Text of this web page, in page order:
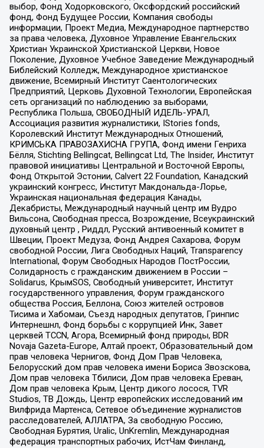
выбор, Фонд Ходорковского, Оксфордский российский
фонд, Фонд Будущее России, Компания свободы
информации, Проект Медиа, Международное партнерство
за права человека, Духовное Управление Евангельских
Христиан Украинской Христианской Церкви, Новое
Поколение, Духовное Учебное Заведение Международный
Библейский Колледж, Международное христианское
движение, Всемирный Институт Саентологических
Предприятий, Церковь Духовной Технологии, Европейская
сеть организаций по наблюдению за выборами,
Республика Польша, СВОБОДНЫЙ ИДЕЛЬ-УРАЛ,
Ассоциация развития журналистики, IStories fonds,
Королевский Институт Международных Отношений,
КРИМСЬКА ПРАВОЗАХИСНА ГРУПА, Фонд имени Генриха
Бёлля, Stichting Bellingcat, Bellingcat Ltd, The Insider, Институт
правовой инициативы Центральной и Восточной Европы,
Фонд Открытой Эстонии, Calvert 22 Foundation, Канадский
украинский конгресс, Институт Макдональда-Лорье,
Украинская национальная федерация Канады,
Декабристы, Международный научный центр им Вудро
Вильсона, Свободная пресса, Возрождение, Всеукраинский
духовный центр , Риддл, Русский антивоенный комитет в
Швеции, Проект Медуза, Фонд Андрея Сахарова, Форум
свободной России, Лига Свободных Наций, Transparеncy
International, Форум Свободных Народов ПостРоссии,
Солидарность с гражданским движением в России –
Solidarus, КрымSOS, Свободный университет, Институт
государственного управления, Форум гражданского
общества Россия, Беллона, Союз жителей островов
Тисима и Хабомаи, Съезд народных депутатов, Гринпис
Интернешнл, Фонд борьбы с коррупцией Инк, Завет
церквей TCCN, Агора, Всемирный фонд природы, BDR
Novaja Gazeta-Europe, Алтай проект, Образовательный дом
прав человека Чернигов, Фонд Дом Прав Человека,
Белорусский дом прав человека имени Бориса Звозскова,
Дом прав человека Тбилиси, Дом прав человека Ереван,
Дом прав человека Крым, Центр дикого лосося, TVR
Studios, ТВ Дождь, Центр европейских исследований им
Вилфрида Мартенса, Сетевое объединение журналистов
расследователей, АЛЛАТРА, За свободную Россию,
Свободная Бурятия, Uralic, UnKremlin, Международная
федерация транспортных рабочих, ИстЧам Финланд,